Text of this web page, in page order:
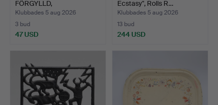
FÖRGYLLD,
GEOMETRISKA …
Klubbades 5 aug 2026
3 bud
47 USD
Ecstasy", Rolls R…
Klubbades 5 aug 2026
13 bud
244 USD